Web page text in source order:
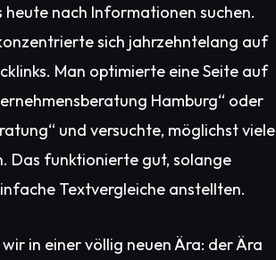
heute nach Informationen suchen.
sich jahrzehntelang auf
Man optimierte eine Seite auf
Hamburg“ oder
und versuchte, möglichst viele
Das funktionierte gut, solange
Textvergleiche anstellten.
in einer völlig neuen Ära: der Ära